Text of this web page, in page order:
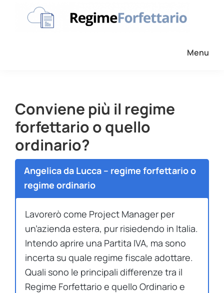
partita
Iva
forfettaria
Menu
Conviene più il regime
forfettario o quello
ordinario?
Angelica da Lucca – regime forfettario o
regime ordinario
Lavorerò come Project Manager per
un’azienda estera, pur risiedendo in Italia.
Intendo aprire una Partita IVA, ma sono
incerta su quale regime fiscale adottare.
Quali sono le principali differenze tra il
Regime Forfettario e quello Ordinario e